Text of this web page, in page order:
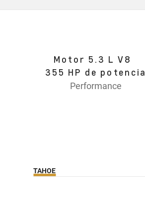
Motor 5.3 L V8
355 HP de potencia
Performance
TAHOE